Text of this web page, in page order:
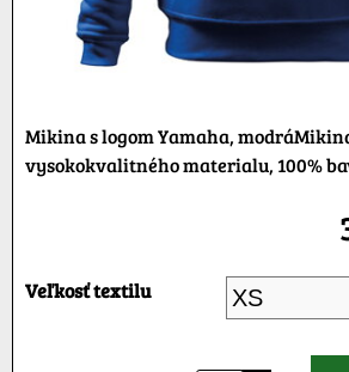
Mikina s logom Yamaha,
vysokokvalitného materialu, 100%
Veľkosť textilu